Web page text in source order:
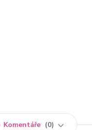
Komentáře 0